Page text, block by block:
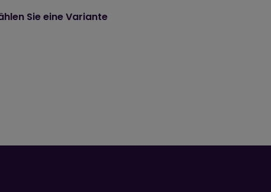
Sie eine Variante